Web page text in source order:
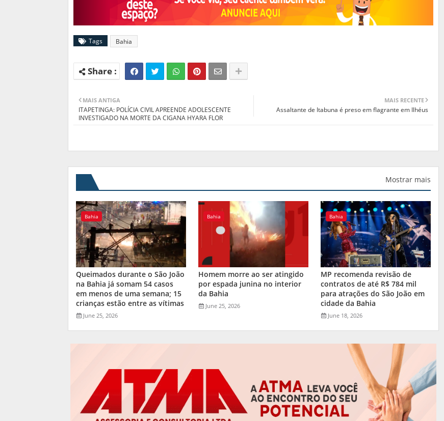
Tags Bahia
MAIS RECENTE
Assaltante de Itabuna é preso em flagrante em Ilhéus
MAIS ANTIGA
ITAPETINGA: POLÍCIA CIVIL APREENDE ADOLESCENTE
INVESTIGADO NA MORTE DA CIGANA HYARA FLOR
Mostrar mais
Bahia
Queimados durante o São João
na Bahia já somam 54 casos
em menos de uma semana; 15
crianças estão entre as vítimas
June 25, 2026
Bahia
Homem morre ao ser atingido
por espada junina no interior
da Bahia
June 25, 2026
Bahia
MP recomenda revisão de
contratos de até R$ 784 mil
para atrações do São João em
cidade da Bahia
June 18, 2026